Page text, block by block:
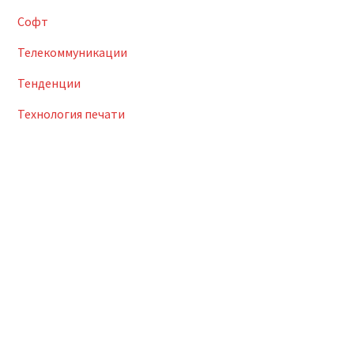
Софт
Телекоммуникации
Тенденции
Технология печати